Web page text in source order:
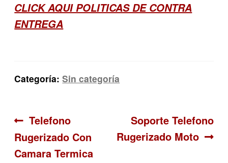
CLICK AQUI POLITICAS DE CONTRA
ENTREGA
Categoría:Sin categoría
Navegación
de
Anterior:
Telefono
Rugerizado Con
Camara Termica
Siguiente:
Soporte Telefono
Rugerizado Moto